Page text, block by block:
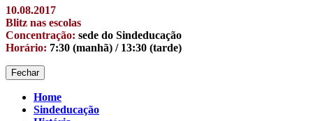
10.08.2017
Blitz nas escolas
Concentração: sede do Sindeducação
Horário: 7:30 (manhã) / 13:30 (tarde)
Fechar
Home
Sindeducação